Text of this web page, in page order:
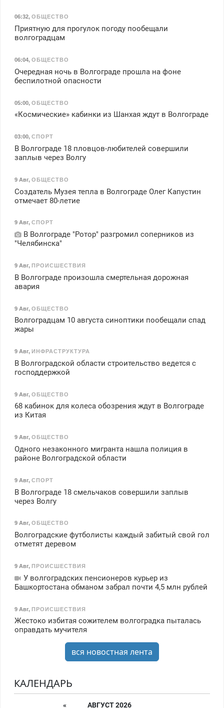
06:32, ОБЩЕСТВО
Приятную для прогулок погоду пообещали
волгоградцам
06:04, ОБЩЕСТВО
Очередная ночь в Волгограде прошла на фоне
беспилотной опасности
05:00, ОБЩЕСТВО
«Космические» кабинки из Шанхая ждут в Волгограде
03:00, СПОРТ
В Волгограде 18 пловцов-любителей совершили
заплыв через Волгу
9 Авг, ОБЩЕСТВО
Создатель Музея тепла в Волгограде Олег Капустин
отмечает 80-летие
9 Авг, СПОРТ
В Волгограде "Ротор" разгромил соперников из
"Челябинска"
9 Авг, ПРОИСШЕСТВИЯ
В Волгограде произошла смертельная дорожная
авария
9 Авг, ОБЩЕСТВО
Волгоградцам 10 августа синоптики пообещали спад
жары
9 Авг, ИНФРАСТРУКТУРА
В Волгоградской области строительство ведется с
господдержкой
9 Авг, ОБЩЕСТВО
68 кабинок для колеса обозрения ждут в Волгограде
из Китая
9 Авг, ОБЩЕСТВО
Одного незаконного мигранта нашла полиция в
районе Волгоградской области
9 Авг, СПОРТ
В Волгограде 18 смельчаков совершили заплыв
через Волгу
9 Авг, ОБЩЕСТВО
Волгоградские футболисты каждый забитый свой гол
отметят деревом
9 Авг, ПРОИСШЕСТВИЯ
У волгоградских пенсионеров курьер из
Башкортостана обманом забрал почти 4,5 млн рублей
9 Авг, ПРОИСШЕСТВИЯ
Жестоко избитая сожителем волгоградка пыталась
оправдать мучителя
вся новостная лента
КАЛЕНДАРЬ
« АВГУСТ 2026